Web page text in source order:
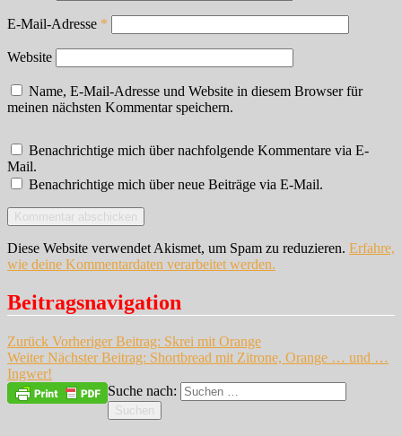
E-Mail-Adresse *
Website
Name, E-Mail-Adresse und Website in diesem Browser für
meinen nächsten Kommentar speichern.
Benachrichtige mich über nachfolgende Kommentare via E-
Mail.
Benachrichtige mich über neue Beiträge via E-Mail.
Diese Website verwendet Akismet, um Spam zu reduzieren. Erfahre,
wie deine Kommentardaten verarbeitet werden.
Beitragsnavigation
Zurück Vorheriger Beitrag: Skrei mit Orange
Weiter Nächster Beitrag: Shortbread mit Zitrone, Orange … und …
Ingwer!
Suche nach:
Suchen